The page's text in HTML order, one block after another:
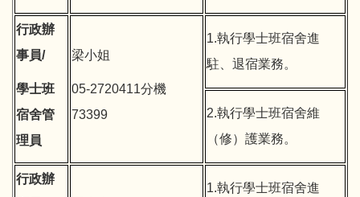
行政辦
事員/
學士班
宿舍管
理員
梁小姐
05-2720411分機
73399
1.執行學士班宿舍進
駐、退宿業務。
2.執行學士班宿舍維
（修）護業務。
行政辦
1.執行學士班宿舍進